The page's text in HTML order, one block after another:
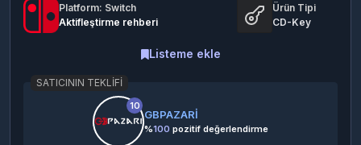
Platform: Switch
Aktifleştirme rehberi
Ürün Tipi
CD-Key
Listeme ekle
SATICININ TEKLIFI
10
GBPAZARİ
%100 pozitif değerlendirme